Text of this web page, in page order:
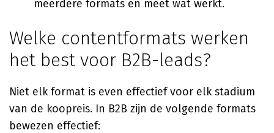
meerdere formats en meet wat werkt.
Welke contentformats werken
het best voor B2B-leads?
Niet elk format is even effectief voor elk stadium
van de koopreis. In B2B zijn de volgende formats
bewezen effectief: